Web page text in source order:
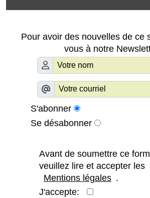
Pour avoir des nouvelles de ce
vous à notre
S'abonner
Se désabonner
Avant de soumettre ce
veuillez lire et accepter les
Mentions légales .
J'accepte: